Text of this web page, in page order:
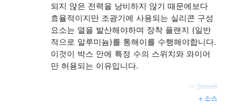
되지 않은 전력을 낭비하지 않기 때문에보다
효율적이지만 조광기에 사용되는 실리콘 구성
요소는 열을 발산해야하며 장착 플랜지 (일반
적으로 알루미늄)를 통해이를 수행해야합니다.
이것이 박스 안에 특정 수의 스위치와 와이어
만 허용되는 이유입니다.
— SteveR
소스